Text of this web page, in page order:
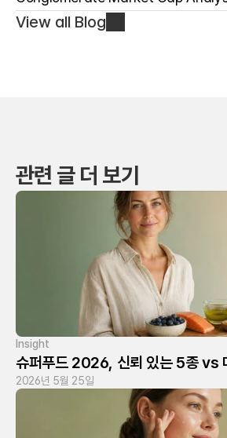
View all Blog
관련 글 더 보기
Insight
슈퍼푸드 2026, 신뢰 있는 5종 vs
2026년 5월 25일